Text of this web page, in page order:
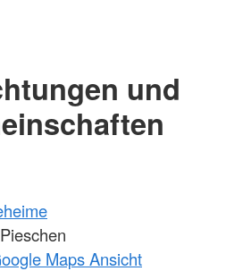
und
Maps Ansicht